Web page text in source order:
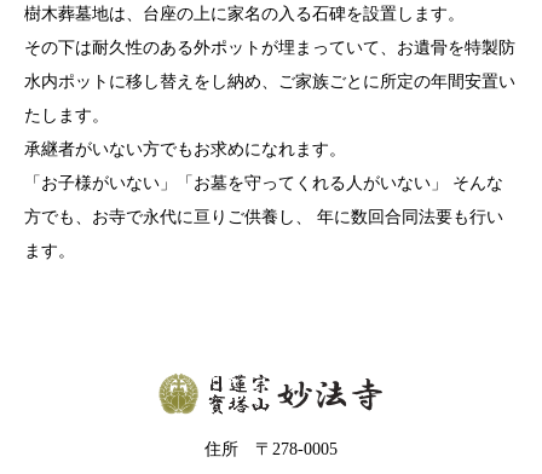
樹木葬墓地は、台座の上に家名の入る石碑を設置します。
その下は耐久性のある外ポットが埋まっていて、お遺骨を特製防
水内ポットに移し替えをし納め、ご家族ごとに所定の年間安置い
たします。
承継者がいない方でもお求めになれます。
「お子様がいない」「お墓を守ってくれる人がいない」 そんな
方でも、お寺で永代に亘りご供養し、 年に数回合同法要も行い
ます。
住所 〒278-0005